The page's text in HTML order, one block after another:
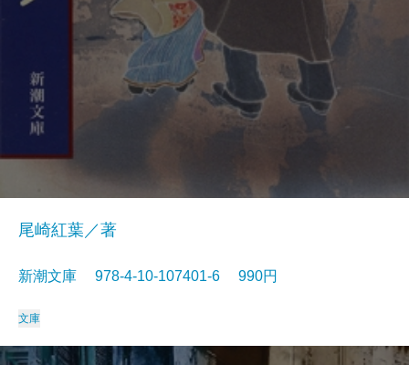
尾崎紅葉／著
新潮文庫 978-4-10-107401-6 990円
文庫